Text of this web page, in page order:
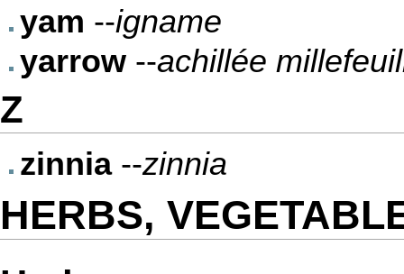
yam --igname
yarrow --achillée
Z
zinnia--zinnia
HERBS,